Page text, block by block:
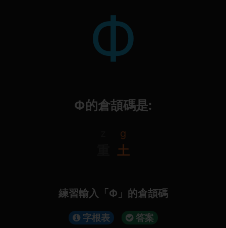
Ф
Ф的倉頡碼是:
g
土
練習輸入「Ф」的倉頡碼
字根表 答案